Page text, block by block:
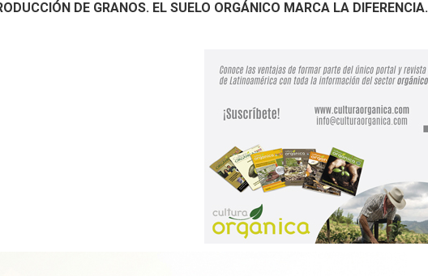
DE GRANOS. EL SUELO ORGÁNICO MARCA LA DIFERENCIA.